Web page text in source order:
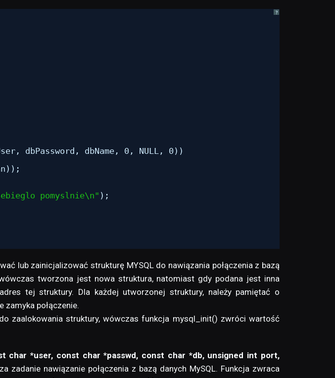
?
dbPassword, dbName, 0, NULL, 0))
pomyslnie\n" );
lub zainicjalizować strukturę MYSQL do nawiązania połączenia z bazą
tworzona jest nowa struktura, natomiast gdy podana jest inna
tej struktury. Dla każdej utworzonej struktury, należy pamiętać o
połączenie.
zaalokowania struktury, wówczas funkcja mysql_init() zwróci wartość
char *user, const char *passwd, const char *db, unsigned int port,
zadanie nawiązanie połączenia z bazą danych MySQL. Funkcja zwraca